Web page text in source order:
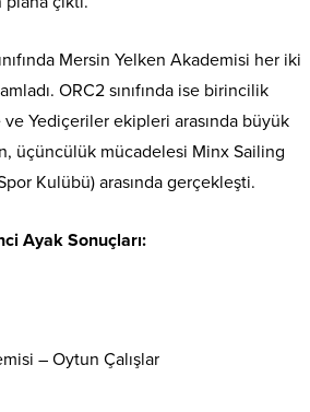
Mersin Yelken Akademisi her iki
ORC2 sınıfında ise birincilik
Yediçeriler ekipleri arasında büyük
üçüncülük mücadelesi Minx Sailing
Kulübü) arasında gerçekleşti.
Ayak Sonuçları:
– Oytun Çalışlar